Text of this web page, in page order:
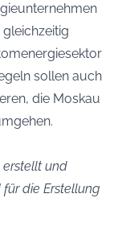
sollen auch
die Moskau
erstellt und
die Erstellung